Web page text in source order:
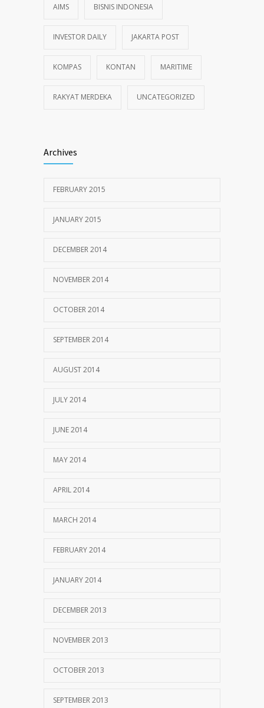
AIMS BISNIS INDONESIA
INVESTOR DAILY JAKARTA POST
KOMPAS KONTAN MARITIME
RAKYAT MERDEKA UNCATEGORIZED
Archives
FEBRUARY 2015
JANUARY 2015
DECEMBER 2014
NOVEMBER 2014
OCTOBER 2014
SEPTEMBER 2014
AUGUST 2014
JULY 2014
JUNE 2014
MAY 2014
APRIL 2014
MARCH 2014
FEBRUARY 2014
JANUARY 2014
DECEMBER 2013
NOVEMBER 2013
OCTOBER 2013
SEPTEMBER 2013